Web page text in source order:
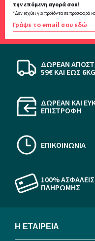
την επόμενη αγορά σου!
*Δεν ισχύει για προϊόντα σε προσφορά
ΔΩΡΕΑΝ
59€ KAI ΕΩΣ 6KG
ΔΩΡΕΑΝ ΚΑΙ
ΕΠΙΣΤΡΟΦΗ
ΕΠΙΚΟΙΝΩΝΙΑ
100%
ΠΛΗΡΩΜΗΣ
Η ΕΤΑΙΡΕΙΑ